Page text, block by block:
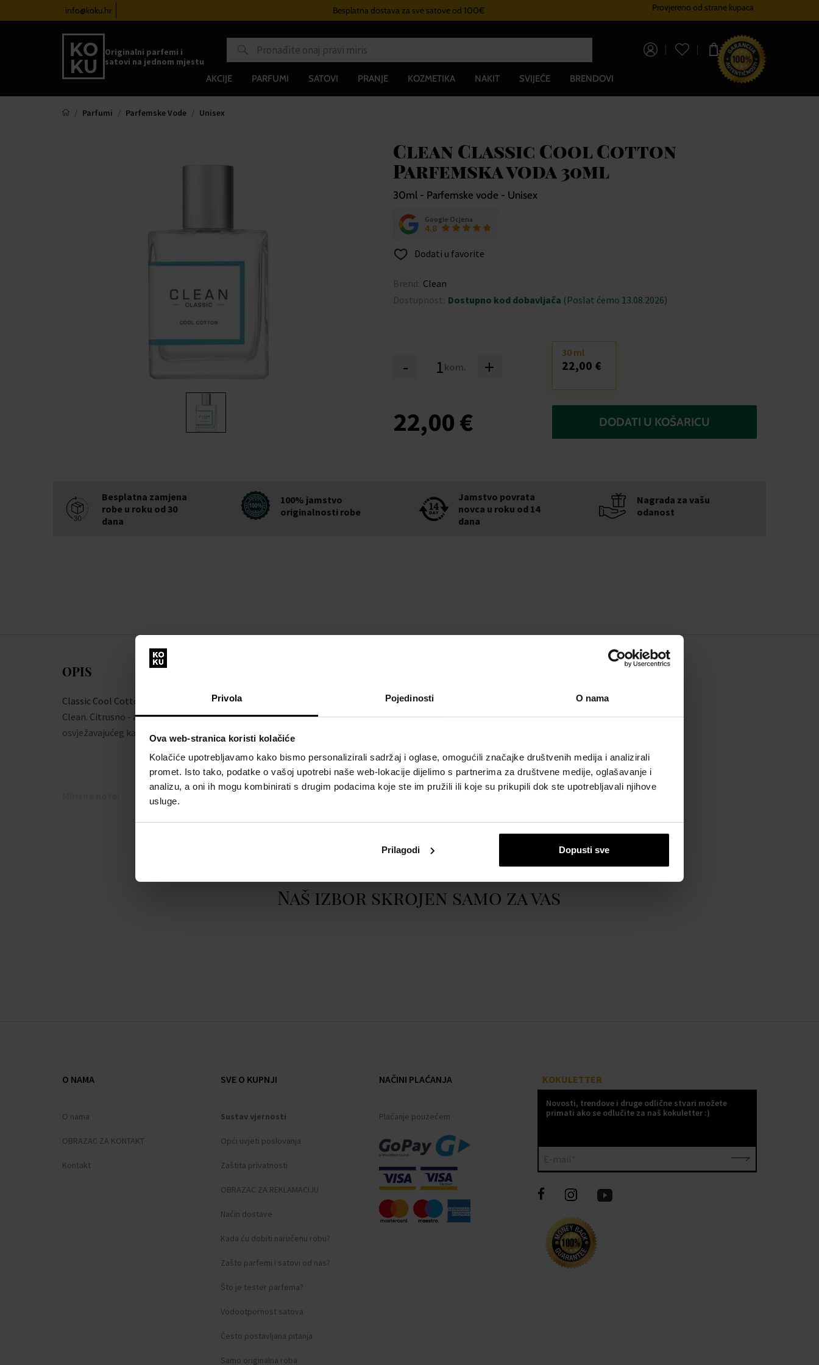
Privola Pojedinosti O nama
Ova web-stranica koristi kolačiće
Kolačiće upotrebljavamo kako bismo personalizirali sadržaj i oglase, omogućili značajke društvenih medija i analizirali
promet. Isto tako, podatke o vašoj upotrebi naše web-lokacije dijelimo s partnerima za društvene medije, oglašavanje i
analizu, a oni ih mogu kombinirati s drugim podacima koje ste im pružili ili koje su prikupili dok ste upotrebljavali njihove
usluge.
Prilagodi Dopusti sve
info@koku.hr Besplatna dostava za sve satove od 100€ Sustav vjernostiProvjereno od strane kupaca
Originalni parfemi i
satovi na jednom mjestu
0,00 €
AKCIJE PARFUMI SATOVI PRANJE KOZMETIKA NAKIT SVIJEĆE BRENDOVI
Parfumi Parfemske Vode Unisex
Clean Classic Cool Cotton
Parfemska voda 30ml
30ml - Parfemske vode - Unisex
Google Ocjena
4.8
Dodati u favorite
Brend: Clean
Dostupnost: Dostupno kod dobavljača (Poslat ćemo 13.08.2026)
- kom. +
30 ml
22,00 €
22,00 € DODATI U KOŠARICU
Besplatna zamjena
robe u roku od 30
dana
100% jamstvo
originalnosti robe
Jamstvo povrata
novca u roku od 14
dana
Nagrada za vašu
odanost
OPIS
Classic Cool Cotton je parfemska voda od brenda
Clean. Citrusno - aromatični mirisni sastav
osvježavajućeg karaktera.
Brend: Clean
Naš izbor skrojen samo za vas
O NAMA
O nama
OBRAZAC ZA KONTAKT
Kontakt
SVE O KUPNJI
Sustav vjernosti
Opći uvjeti poslovanja
Zaštita privatnosti
OBRAZAC ZA REKLAMACIJU
Način dostave
Kada ću dobiti naručenu robu?
Zašto parfemi i satovi od nas?
Što je tester parfema?
Vodootpornost satova
Često postavljana pitanja
Samo originalna roba
NAČINI PLAĆANJA
Plaćanje pouzećem
KOKULETTER
Novosti, trendove i druge odlične stvari možete
primati ako se odlučite za naš kokuletter :)